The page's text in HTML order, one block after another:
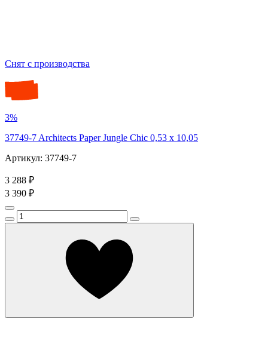
Снят с производства
3%
37749-7 Architects Paper Jungle Chic 0,53 х 10,05
Артикул: 37749-7
3 288 ₽
3 390 ₽